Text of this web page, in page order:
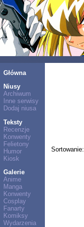
Główna
Niusy
Archiwum
Inne serwisy
Dodaj niusa
Teksty
Recenzje
Konwenty
Felietony
Humor
Kiosk
Galerie
Anime
Manga
Konwenty
Cosplay
Fanarty
Komiksy
Wydarzenia
Sortowanie: